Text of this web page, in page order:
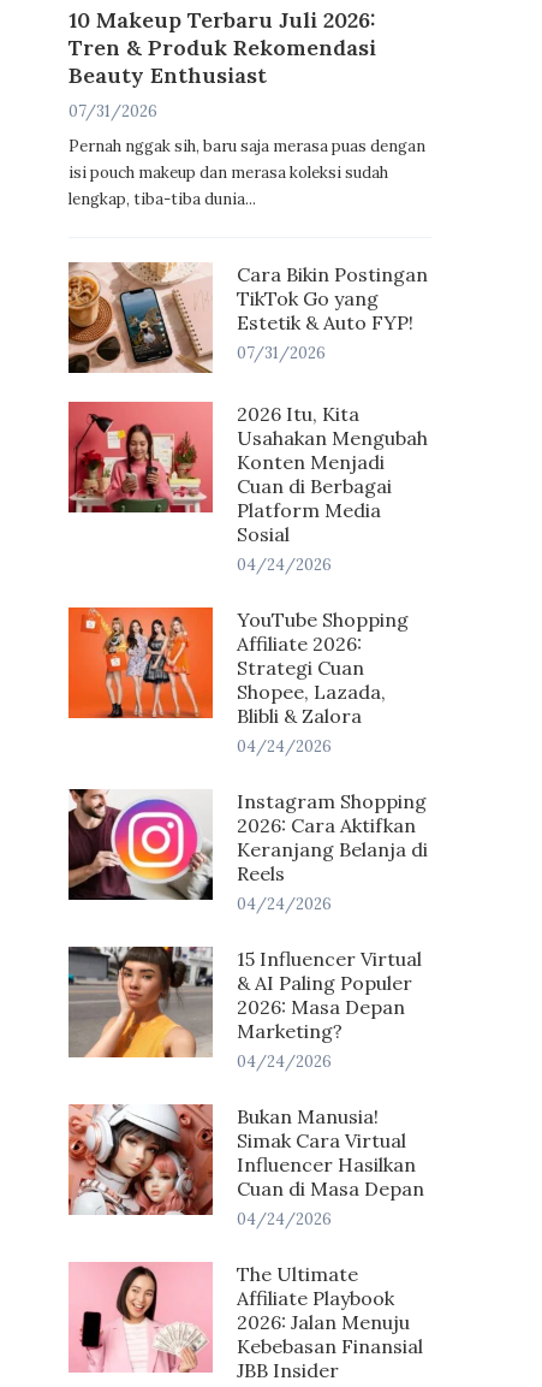
10 Makeup Terbaru Juli 2026:
Tren & Produk Rekomendasi
Beauty Enthusiast
07/31/2026
Pernah nggak sih, baru saja merasa puas dengan
isi pouch makeup dan merasa koleksi sudah
lengkap, tiba-tiba dunia...
Cara Bikin Postingan
TikTok Go yang
Estetik & Auto FYP!
07/31/2026
2026 Itu, Kita
Usahakan Mengubah
Konten Menjadi
Cuan di Berbagai
Platform Media
Sosial
04/24/2026
YouTube Shopping
Affiliate 2026:
Strategi Cuan
Shopee, Lazada,
Blibli & Zalora
04/24/2026
Instagram Shopping
2026: Cara Aktifkan
Keranjang Belanja di
Reels
04/24/2026
15 Influencer Virtual
& AI Paling Populer
2026: Masa Depan
Marketing?
04/24/2026
Bukan Manusia!
Simak Cara Virtual
Influencer Hasilkan
Cuan di Masa Depan
04/24/2026
The Ultimate
Affiliate Playbook
2026: Jalan Menuju
Kebebasan Finansial
JBB Insider